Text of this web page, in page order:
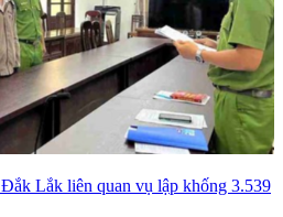
Lắk liên quan vụ lập khống 3.539